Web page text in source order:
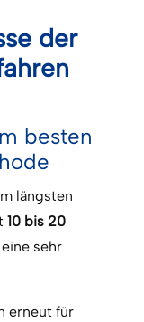
der
besten
längsten
10 bis 20
sehr
erneut für